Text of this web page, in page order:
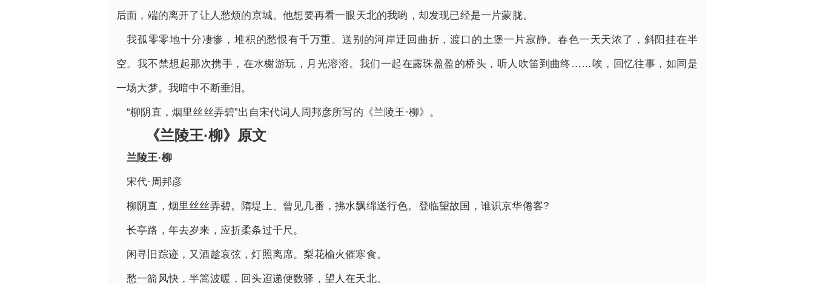
后面，端的离开了让人愁烦的京城。他想要再看一眼天北的我哟，却发现已经是一片蒙胧。
我孤零零地十分凄惨，堆积的愁恨有千万重。送别的河岸迂回曲折，渡口的土堡一片寂静。春色一天天浓了，斜阳挂在半
空。我不禁想起那次携手，在水榭游玩，月光溶溶。我们一起在露珠盈盈的桥头，听人吹笛到曲终……唉，回忆往事，如同是
一场大梦。我暗中不断垂泪。
“柳阴直，烟里丝丝弄碧”出自宋代词人周邦彦所写的《兰陵王·柳》。
《兰陵王·柳》原文
兰陵王·柳
宋代·周邦彦
柳阴直，烟里丝丝弄碧。隋堤上、曾见几番，拂水飘绵送行色。登临望故国，谁识京华倦客?
长亭路，年去岁来，应折柔条过千尺。
闲寻旧踪迹，又酒趁哀弦，灯照离席。梨花榆火催寒食。
愁一箭风快，半篙波暖，回头迢递便数驿，望人在天北。